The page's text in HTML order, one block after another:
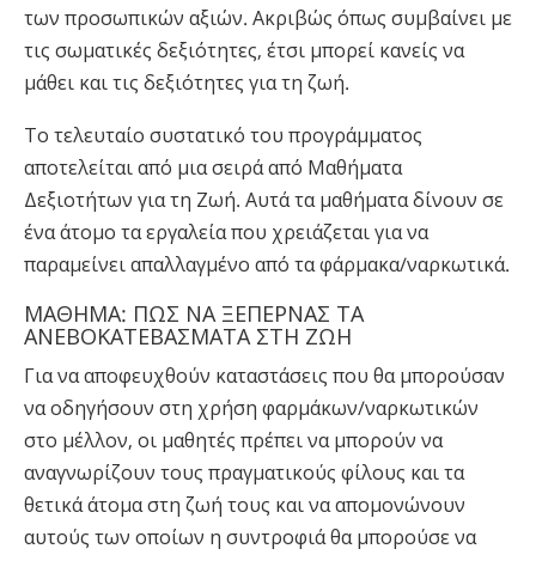
των προσωπικών αξιών. Ακριβώς όπως συμβαίνει με
τις σωματικές δεξιότητες, έτσι μπορεί κανείς να
μάθει και τις δεξιότητες για τη ζωή.
Το τελευταίο συστατικό του προγράμματος
αποτελείται από μια σειρά από Μαθήματα
Δεξιοτήτων για τη Ζωή. Αυτά τα μαθήματα δίνουν σε
ένα άτομο τα εργαλεία που χρειάζεται για να
παραμείνει απαλλαγμένο από τα φάρμακα/ναρκωτικά.
ΜΑΘΗΜΑ: ΠΩΣ ΝΑ ΞΕΠΕΡΝΑΣ ΤΑ
ΑΝΕΒΟΚΑΤΕΒΑΣΜΑΤΑ ΣΤΗ ΖΩΗ
Για να αποφευχθούν καταστάσεις που θα μπορούσαν
να οδηγήσουν στη χρήση φαρμάκων/ναρκωτικών
στο μέλλον, οι μαθητές πρέπει να μπορούν να
αναγνωρίζουν τους πραγματικούς φίλους και τα
θετικά άτομα στη ζωή τους και να απομονώνουν
αυτούς των οποίων η συντροφιά θα μπορούσε να